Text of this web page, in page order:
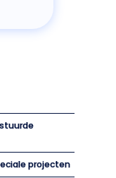
projecten